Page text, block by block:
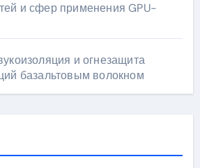
и сфер применения GPU-
и огнезащита
базальтовым волокном